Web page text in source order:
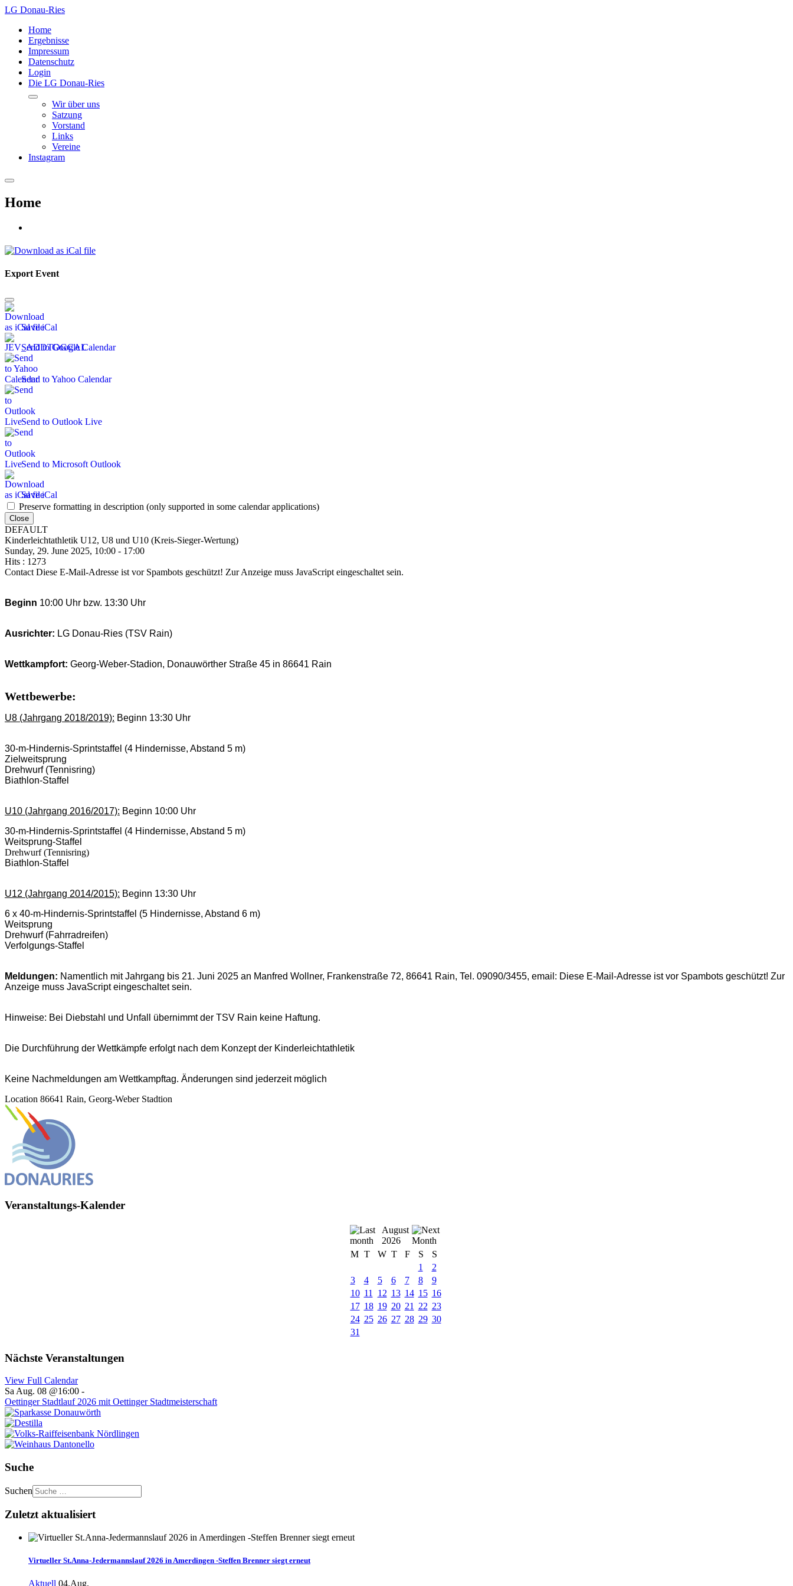
LG Donau-Ries
Home
Ergebnisse
Impressum
Datenschutz
Login
Die LG Donau-Ries
Wir über uns
Satzung
Vorstand
Links
Vereine
Instagram
Home
Export Event
Save iCal
Send to Google Calendar
Send to Yahoo Calendar
Send to Outlook Live
Send to Microsoft Outlook
Save iCal
Preserve formatting in description (only supported in some calendar applications)
Close
DEFAULT
Kinderleichtathletik U12, U8 und U10 (Kreis-Sieger-Wertung)
Sunday, 29. June 2025, 10:00 - 17:00
Hits : 1273
Contact Diese E-Mail-Adresse ist vor Spambots geschützt! Zur Anzeige muss JavaScript eingeschaltet sein.
Beginn 10:00 Uhr bzw. 13:30 Uhr
Ausrichter: LG Donau-Ries (TSV Rain)
Wettkampfort: Georg-Weber-Stadion, Donauwörther Straße 45 in 86641 Rain
Wettbewerbe:
U8 (Jahrgang 2018/2019): Beginn 13:30 Uhr
30-m-Hindernis-Sprintstaffel (4 Hindernisse, Abstand 5 m)
Zielweitsprung
Drehwurf (Tennisring)
Biathlon-Staffel
U10 (Jahrgang 2016/2017): Beginn 10:00 Uhr
30-m-Hindernis-Sprintstaffel (4 Hindernisse, Abstand 5 m)
Weitsprung-Staffel
Drehwurf (Tennisring)
Biathlon-Staffel
U12 (Jahrgang 2014/2015): Beginn 13:30 Uhr
6 x 40-m-Hindernis-Sprintstaffel (5 Hindernisse, Abstand 6 m)
Weitsprung
Drehwurf (Fahrradreifen)
Verfolgungs-Staffel
Meldungen: Namentlich mit Jahrgang bis 21. Juni 2025 an Manfred Wollner, Frankenstraße 72, 86641 Rain, Tel. 09090/3455, email: Diese E-Mail-Adresse ist vor Spambots geschützt! Zur
Anzeige muss JavaScript eingeschaltet sein.
Hinweise: Bei Diebstahl und Unfall übernimmt der TSV Rain keine Haftung.
Die Durchführung der Wettkämpfe erfolgt nach dem Konzept der Kinderleichtathletik
Keine Nachmeldungen am Wettkampftag. Änderungen sind jederzeit möglich
Location 86641 Rain, Georg-Weber Stadtion
Veranstaltungs-Kalender
August
2026
M T W T F S
S
1
2
3
4 5 6 7 8
9
10 11 12 13 14 15 16
17 18 19 20 21 22 23
24 25 26 27 28 29 30
31
Nächste Veranstaltungen
View Full Calendar
Sa Aug. 08 @16:00 -
Oettinger Stadtlauf 2026 mit Oettinger Stadtmeisterschaft
Suche
Suchen
Zuletzt aktualisiert
Virtueller St.Anna-Jedermannslauf 2026 in Amerdingen -Steffen Brenner siegt erneut
Aktuell 04.Aug.